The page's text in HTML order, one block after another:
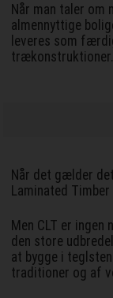
Når man taler om
almennyttige
leveres som
trækonstruktioner.
Når det gælder
Laminated
Men CLT er ingen
den store
at bygge i
traditioner og af